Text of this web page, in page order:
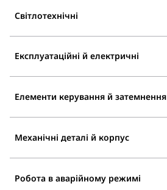
Світлотехнічні
Експлуатаційні й електричні
Елементи керування й затемнення
Механічні деталі й корпус
Робота в аварійному режимі